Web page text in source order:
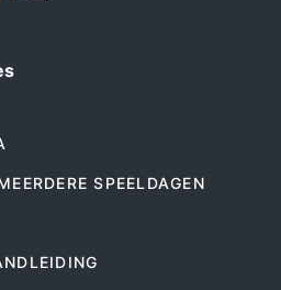
SPEELDAGEN